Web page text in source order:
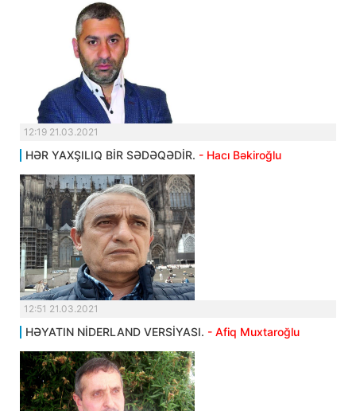
12:19 21.03.2021
HƏR YAXŞILIQ BİR SƏDƏQƏDİR. - Hacı Bəkiroğlu
12:51 21.03.2021
HƏYATIN NİDERLAND VERSİYASI. - Afiq Muxtaroğlu